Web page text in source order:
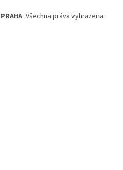
. Všechna práva vyhrazena.